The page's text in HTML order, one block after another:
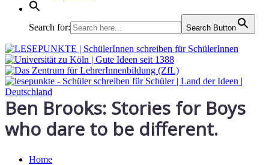
Search for: Search Button
Ben Brooks: Stories for Boys
who dare to be different.
Home